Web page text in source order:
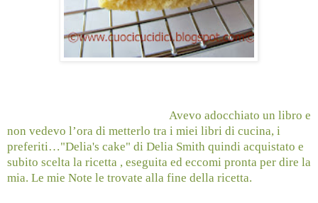
Avevo adocchiato un libro e
non vedevo l’ora di metterlo tra i miei libri di cucina, i
preferiti…"Delia's cake" di Delia Smith quindi acquistato e
subito scelta la ricetta , eseguita ed eccomi pronta per dire la
mia. Le mie Note le trovate alla fine della ricetta.